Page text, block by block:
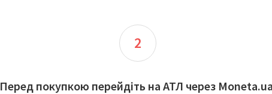
2
Перед покупкою перейдіть на АТЛ через